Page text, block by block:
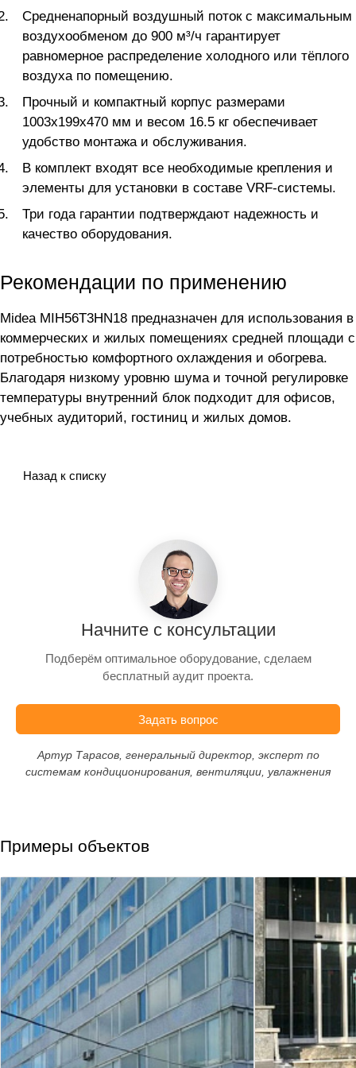
Средненапорный воздушный поток с максимальным
воздухообменом до 900 м³/ч гарантирует
равномерное распределение холодного или тёплого
воздуха по помещению.
Прочный и компактный корпус размерами
1003x199x470 мм и весом 16.5 кг обеспечивает
удобство монтажа и обслуживания.
В комплект входят все необходимые крепления и
элементы для установки в составе VRF-системы.
Три года гарантии подтверждают надежность и
качество оборудования.
Рекомендации по применению
Midea MIH56T3HN18 предназначен для использования в
коммерческих и жилых помещениях средней площади с
потребностью комфортного охлаждения и обогрева.
Благодаря низкому уровню шума и точной регулировке
температуры внутренний блок подходит для офисов,
учебных аудиторий, гостиниц и жилых домов.
Назад к списку
Начните с консультации
Подберём оптимальное оборудование, сделаем
бесплатный аудит проекта.
Задать вопрос
Артур Тарасов, генеральный директор, эксперт по
системам кондиционирования, вентиляции, увлажнения
Примеры объектов